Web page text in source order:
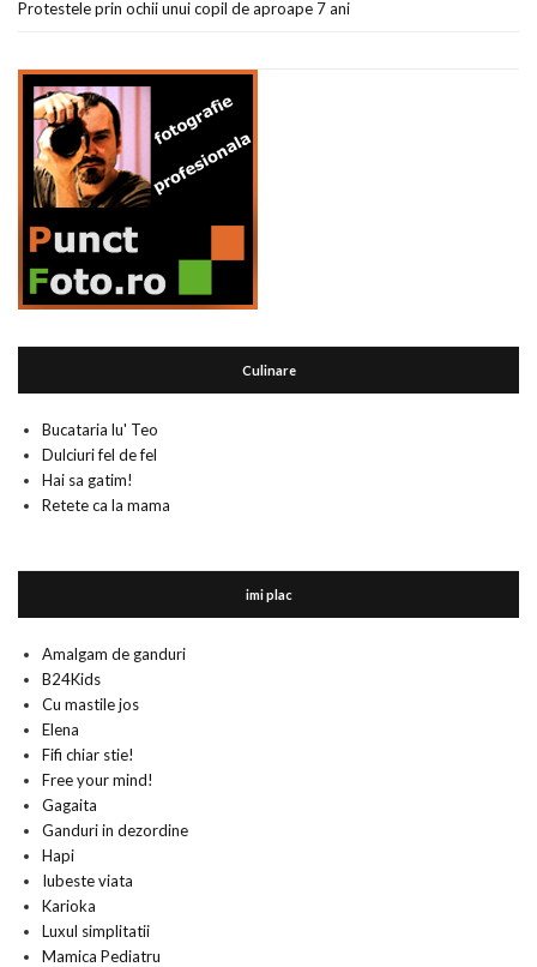
Protestele prin ochii unui copil de aproape 7 ani
Culinare
Bucataria lu' Teo
Dulciuri fel de fel
Hai sa gatim!
Retete ca la mama
imi plac
Amalgam de ganduri
B24Kids
Cu mastile jos
Elena
Fifi chiar stie!
Free your mind!
Gagaita
Ganduri in dezordine
Hapi
Iubeste viata
Karioka
Luxul simplitatii
Mamica Pediatru